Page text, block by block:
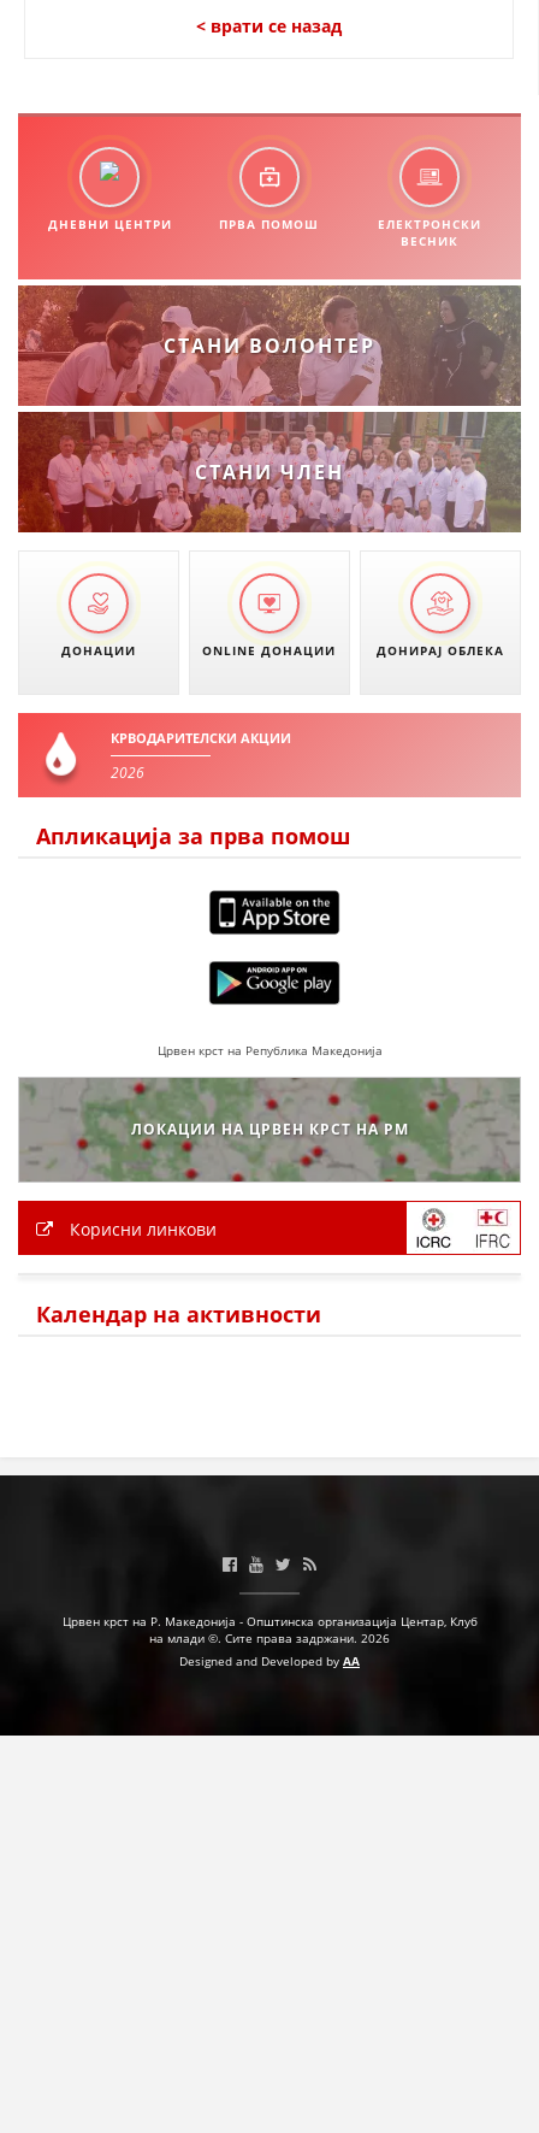
< врати се назад
ДНЕВНИ ЦЕНТРИ ПРВА ПОМОШ
ЕЛЕКТРОНСКИ
ВЕСНИК
СТАНИ ВОЛОНТЕР
СТАНИ ЧЛЕН
ДОНАЦИИ ONLINE ДОНАЦИИ ДОНИРАЈ ОБЛЕКА
КРВОДАРИТЕЛСКИ АКЦИИ
2026
Апликација за прва помош
Црвен крст на Република Македонија
ЛОКАЦИИ НА ЦРВЕН КРСТ НА РМ
Корисни линкови
Календар на активности
Црвен крст на Р. Македонија - Општинска организација Центар, Клуб
на млади ©. Сите права задржани. 2026
Designed and Developed by AA